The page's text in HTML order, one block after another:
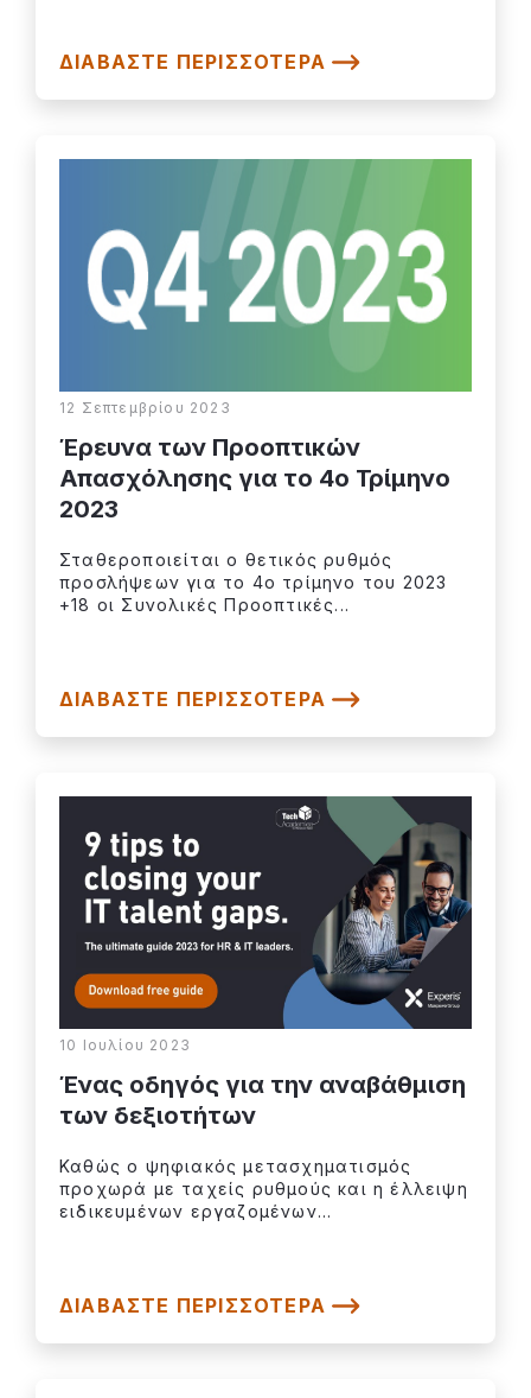
ΔΙΑΒΆΣΤΕ ΠΕΡΙΣΣΌΤΕΡΑ
12 Σεπτεμβρίου 2023
Έρευνα των Προοπτικών
Απασχόλησης για το 4o Τρίμηνο
2023
Σταθεροποιείται ο θετικός ρυθμός
προσλήψεων για το 4ο τρίμηνο του 2023
+18 οι Συνολικές Προοπτικές...
ΔΙΑΒΆΣΤΕ ΠΕΡΙΣΣΌΤΕΡΑ
10 Ιουλίου 2023
Ένας οδηγός για την αναβάθμιση
των δεξιοτήτων
Καθώς ο ψηφιακός μετασχηματισμός
προχωρά με ταχείς ρυθμούς και η έλλειψη
ειδικευμένων εργαζομένων...
ΔΙΑΒΆΣΤΕ ΠΕΡΙΣΣΌΤΕΡΑ